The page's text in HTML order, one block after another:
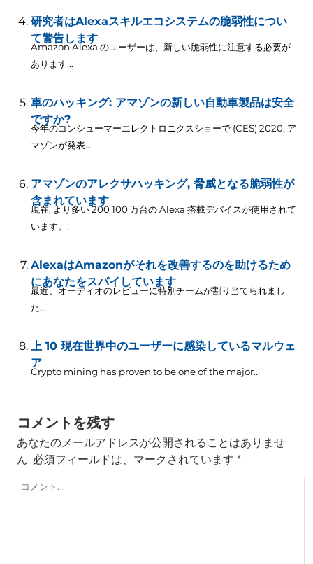
研究者はAlexaスキルエコシステムの脆弱性につい
て警告します
Amazon Alexa のユーザーは、新しい脆弱性に注意する必要が
あります...
車のハッキング: アマゾンの新しい自動車製品は安全
ですか?
今年のコンシューマーエレクトロニクスショーで (CES) 2020, ア
マゾンが発表...
アマゾンのアレクサハッキング, 脅威となる脆弱性が
含まれています
現在, より多い 200 100 万台の Alexa 搭載デバイスが使用されて
います。.
AlexaはAmazonがそれを改善するのを助けるため
にあなたをスパイしています
最近、オーディオのレビューに特別チームが割り当てられまし
た...
上 10 現在世界中のユーザーに感染しているマルウェ
ア
Crypto mining has proven to be one of the major...
コメントを残す
あなたのメールアドレスが公開されることはありませ
ん. 必須フィールドは、マークされています *